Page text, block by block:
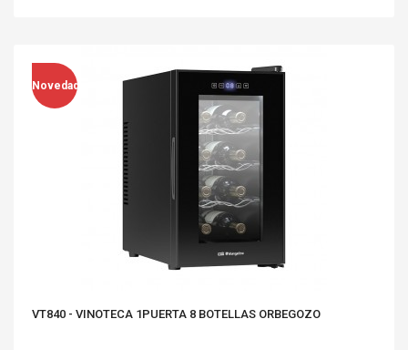
Novedad
VT840 - VINOTECA 1PUERTA 8 BOTELLAS ORBEGOZO